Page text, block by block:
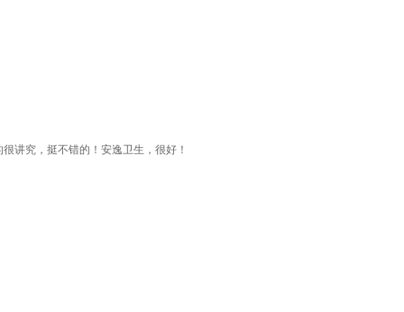
讲究，挺不错的！安逸卫生，很好！